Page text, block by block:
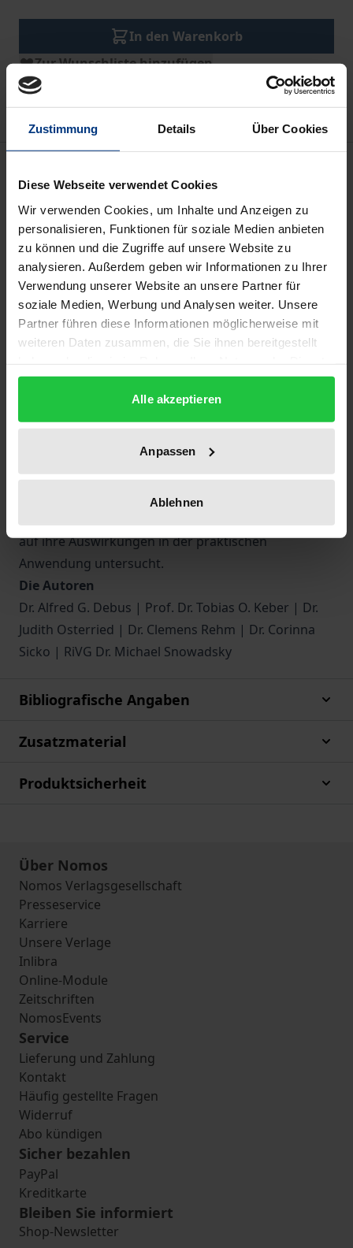
Zustimmung Details Über Cookies
Diese Webseite verwendet Cookies
Wir verwenden Cookies, um Inhalte und Anzeigen zu
personalisieren, Funktionen für soziale Medien anbieten
zu können und die Zugriffe auf unsere Website zu
analysieren. Außerdem geben wir Informationen zu Ihrer
Verwendung unserer Website an unsere Partner für
soziale Medien, Werbung und Analysen weiter. Unsere
Partner führen diese Informationen möglicherweise mit
weiteren Daten zusammen, die Sie ihnen bereitgestellt
gesammelt haben.
Alle akzeptieren
Anpassen
Ablehnen
In den Warenkorb
Zur Wunschliste hinzufügen
Hinweise zu Versandkosten
Das Landesdatenschutzgesetz wirft zahlreiche
Rechtsfragen auf. Das Zusammenspiel mit den
Regelungen der DS-GVO ist nicht immer leicht zu
verstehen, die Vorrangfragen umstritten.
Der neue Kommentar
erläutert präzise und praxisgerecht die
landesrechtlichen Vorschriften. Er
• arbeitet die Spielräume heraus, die die DS-GVO den
operativen Landesvorschriften lässt, und
• ordnet die vorliegende erste Rechtsprechung des
EuGH in den Landeskontext ein.
auf ihre Auswirkungen in der praktischen
Anwendung untersucht.
Die Autoren
Dr. Alfred G. Debus | Prof. Dr. Tobias O. Keber | Dr.
Judith Osterried | Dr. Clemens Rehm | Dr. Corinna
Sicko | RiVG Dr. Michael Snowadsky
Bibliografische Angaben
Zusatzmaterial
Produktsicherheit
Über Nomos
Nomos Verlagsgesellschaft
Presseservice
Karriere
Unsere Verlage
Inlibra
Online-Module
Zeitschriften
NomosEvents
Service
Lieferung und Zahlung
Kontakt
Häufig gestellte Fragen
Widerruf
Abo kündigen
Sicher bezahlen
PayPal
Kreditkarte
Bleiben Sie informiert
Shop-Newsletter